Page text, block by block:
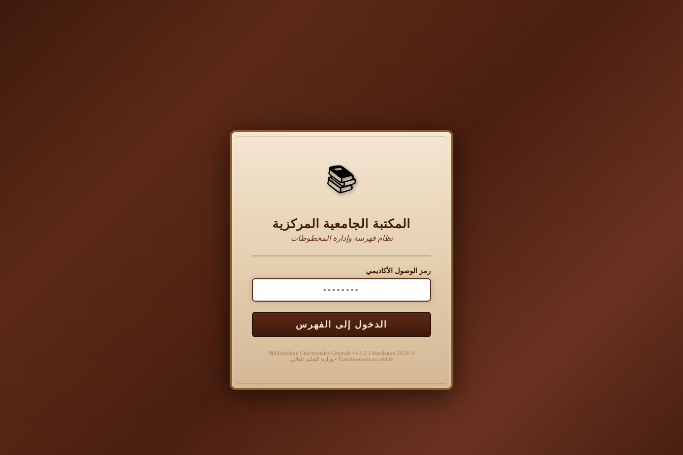
📚
المكتبة الجامعية المركزية
نظام فهرسة وإدارة المخطوطات
رمز الوصول الأكاديمي
الدخول إلى الفهرس
© 2024 Bibliothèque Universitaire Centrale • v3.2.1-bordeaux
Établissement accrédité • وزارة التعليم العالي